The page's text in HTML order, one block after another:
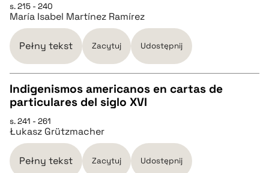
pobierz cytat
BIBTEX
pobierz cytat
s. 215 - 240
María Isabel Martínez Ramírez
Pełny tekst Zacytuj Udostępnij
pobierz cytat
Indigenismos americanos en cartas de
particulares del siglo XVI
s. 241 - 261
Łukasz Grützmacher
Pełny tekst Zacytuj Udostępnij